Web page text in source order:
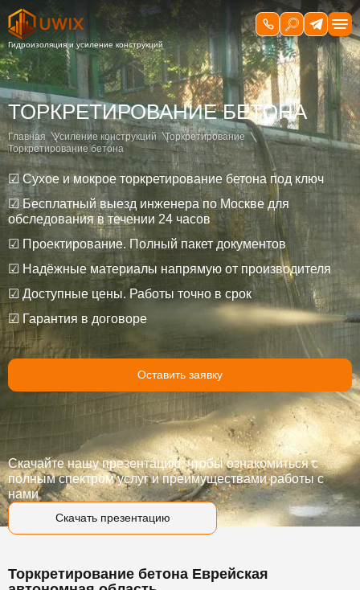
ТОРКРЕТИРОВАНИЕ БЕТОНА
Главная Усиление конструкций
Торкретирование
Торкретирование бетона
☑ Сухое и мокрое торкретирование бетона под ключ
☑ Бесплатный выезд инженера по Москве для
обследования в течении 24 часов
☑ Проектирование. Полный пакет документов
☑ Надёжные материалы напрямую от производителя
☑ Доступные цены. Работы точно в срок
☑ Гарантия в договоре
Оставить заявку
Скачать презентацию
Скачайте нашу презентацию, чтобы ознакомиться с
полным спектром услуг и преимуществами работы с
нами
Торкретирование бетона Еврейская